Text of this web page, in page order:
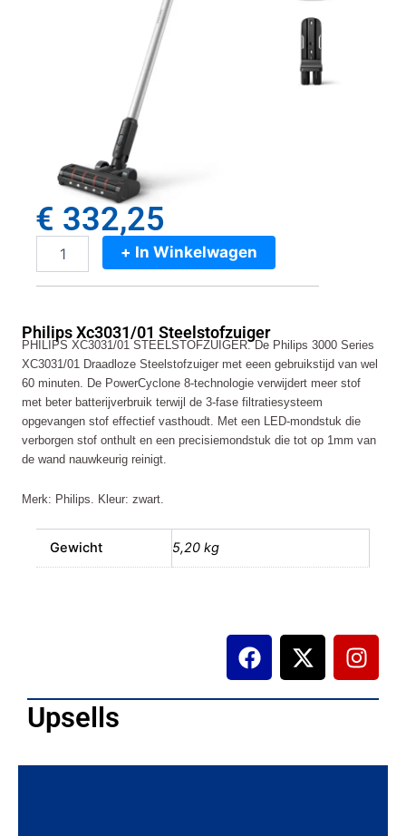
€ 332,25
Philips
+ In Winkelwagen
Philips Xc3031/01 Steelstofzuiger
PHILIPS XC3031/01 STEELSTOFZUIGER. De Philips 3000 Series
XC3031/01 Draadloze Steelstofzuiger met eeen gebruikstijd van wel
60 minuten. De PowerCyclone 8-technologie verwijdert meer stof
met beter batterijverbruik terwijl de 3-fase filtratiesysteem
opgevangen stof effectief vasthoudt. Met een LED-mondstuk die
verborgen stof onthult en een precisiemondstuk die tot op 1mm van
de wand nauwkeurig reinigt.
Merk: Philips. Kleur: zwart.
Gewicht 5,20 kg
F
a
o
X
-
t
I
n
g
Upsells